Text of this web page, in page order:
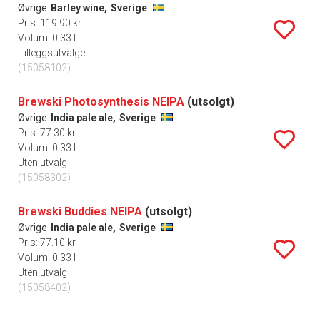
Øvrige Barley wine, Sverige
Pris: 119.90 kr
Volum: 0.33 l
Tilleggsutvalget
(15058102)
Brewski Photosynthesis NEIPA (utsolgt)
Øvrige India pale ale, Sverige
Pris: 77.30 kr
Volum: 0.33 l
Uten utvalg
(15058302)
Brewski Buddies NEIPA (utsolgt)
Øvrige India pale ale, Sverige
Pris: 77.10 kr
Volum: 0.33 l
Uten utvalg
(15058402)